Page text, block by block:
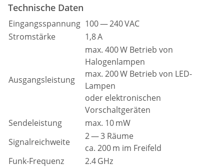
Technische Daten
Eingangsspannung 100 — 240 VAC
Stromstärke
1,8 A
Ausgangsleistung
max. 400 W Betrieb von
Halogenlampen
max. 200 W Betrieb von LED-
Lampen
oder elektronischen
Vorschaltgeräten
Sendeleistung
max. 10 mW
Signalreichweite
2 — 3 Räume
ca. 200 m im Freifeld
Funk-Frequenz
2.4 GHz